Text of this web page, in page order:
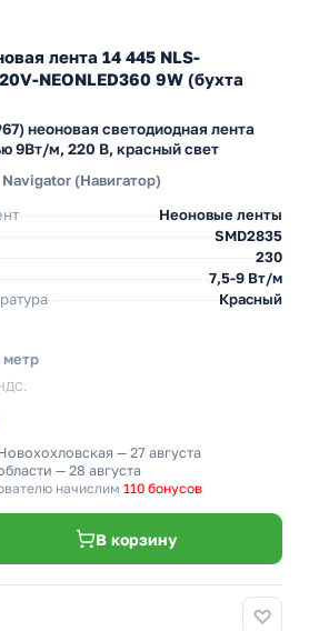
лента 14 445 NLS-
NEONLED360 9W (бухта
неоновая светодиодная лента
9Вт/м, 220 В, красный свет
Navigator (Навигатор)
Неоновые ленты
SMD2835
230
7,5-9 Вт/м
Красный
метр
— 27 августа
— 28 августа
начислим 110 бонусов
В корзину